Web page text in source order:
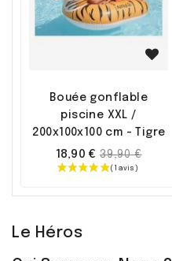
Promo !
Bouée gonflable
piscine XXL /
200x100x100 cm - Tigre
18,90 € Prix
de
39,90 €
Le Héros